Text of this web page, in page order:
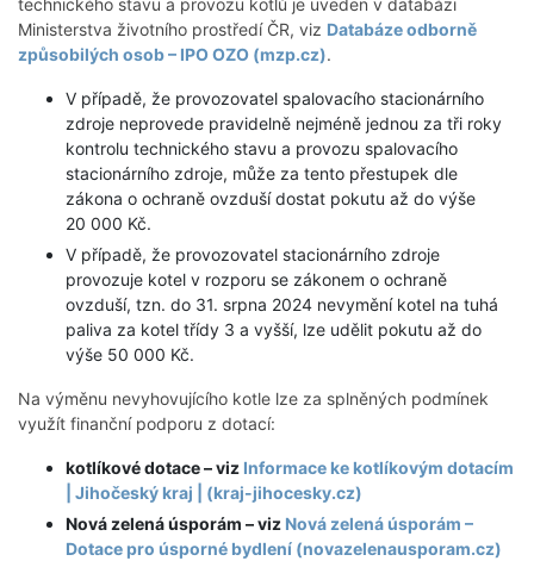
technického stavu a provozu kotlů je uveden v databázi
Ministerstva životního prostředí ČR, viz Databáze odborně
způsobilých osob – IPO OZO (mzp.cz).
V případě, že provozovatel spalovacího stacionárního
zdroje neprovede pravidelně nejméně jednou za tři roky
kontrolu technického stavu a provozu spalovacího
stacionárního zdroje, může za tento přestupek dle
zákona o ochraně ovzduší dostat pokutu až do výše
20 000 Kč.
V případě, že provozovatel stacionárního zdroje
provozuje kotel v rozporu se zákonem o ochraně
ovzduší, tzn. do 31. srpna 2024 nevymění kotel na tuhá
paliva za kotel třídy 3 a vyšší, lze udělit pokutu až do
výše 50 000 Kč.
Na výměnu nevyhovujícího kotle lze za splněných podmínek
využít finanční podporu z dotací:
kotlíkové dotace – viz Informace ke kotlíkovým dotacím
| Jihočeský kraj | (kraj-jihocesky.cz)
Nová zelená úsporám – viz Nová zelená úsporám –
Dotace pro úsporné bydlení (novazelenausporam.cz)